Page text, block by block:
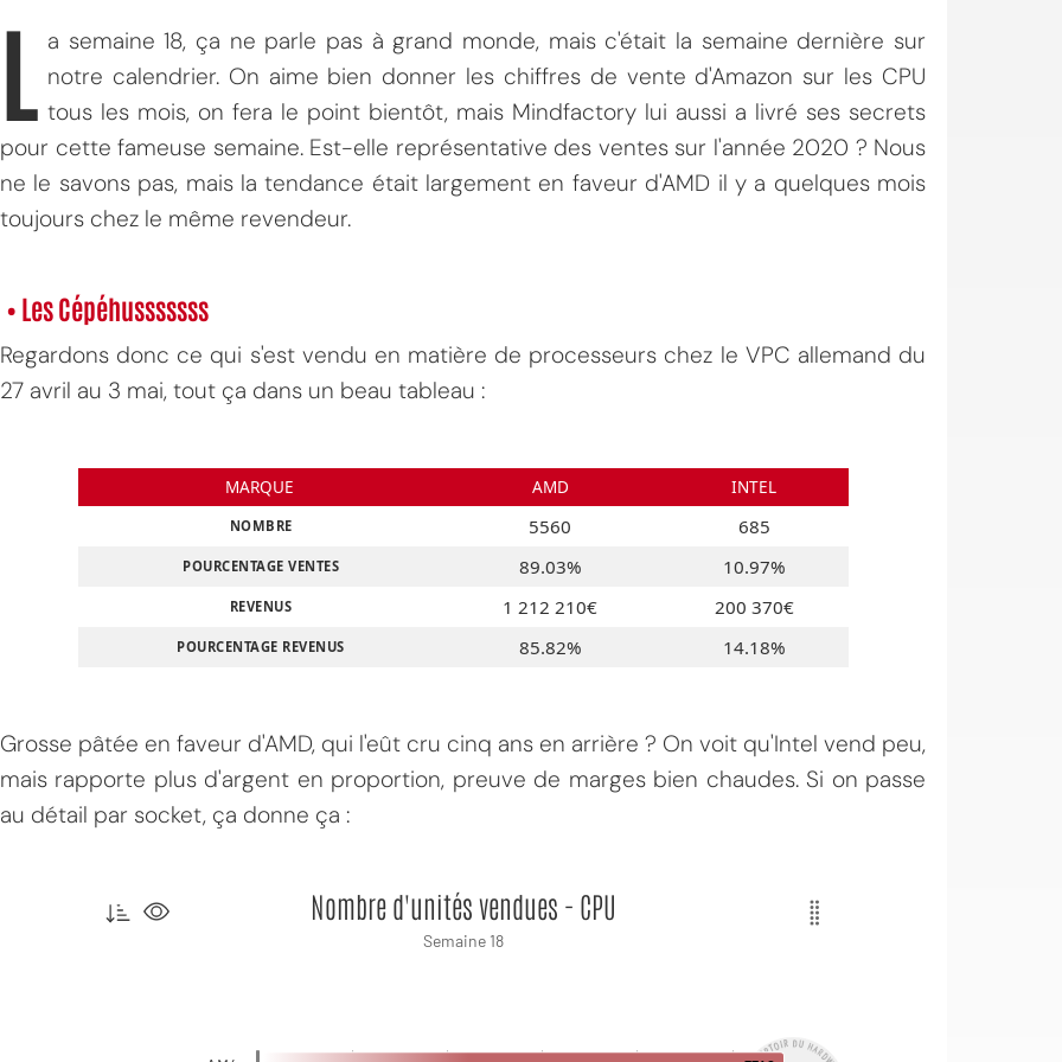
L
a semaine 18, ça ne parle pas à grand monde, mais c'était la semaine dernière sur
notre calendrier. On aime bien donner les chiffres de vente d'Amazon sur les CPU
tous les mois, on fera le point bientôt, mais Mindfactory lui aussi a livré ses secrets
pour cette fameuse semaine. Est-elle représentative des ventes sur l'année 2020 ? Nous
ne le savons pas, mais la tendance était largement en faveur d'AMD il y a quelques mois
toujours chez le même revendeur.
• Les Cépéhusssssss
Regardons donc ce qui s'est vendu en matière de processeurs chez le VPC allemand du
27 avril au 3 mai, tout ça dans un beau tableau :
MARQUE AMD INTEL
NOMBRE 5560 685
POURCENTAGE VENTES 89.03% 10.97%
REVENUS 1 212 210€ 200 370€
POURCENTAGE REVENUS 85.82% 14.18%
Grosse pâtée en faveur d'AMD, qui l'eût cru cinq ans en arrière ? On voit qu'Intel vend peu,
mais rapporte plus d'argent en proportion, preuve de marges bien chaudes. Si on passe
au détail par socket, ça donne ça :